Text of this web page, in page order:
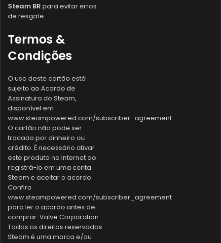
Steam BR para evitar erros
de resgate.
Termos &
Condições
O uso deste cartão está
sujeito ao Acordo de
Assinatura do Steam,
disponível em
www.steampowered.com/subscriber_agreement.
O cartão não pode ser
trocado por dinheiro ou
crédito. É necessário ativar
este produto na Internet ao
registrá-lo em uma conta
Steam e aceitar o acordo.
Confira
www.steampowered.com/subscriber_agreement
para ler o acordo antes de
comprar. Valve Corporation.
Todos os direitos reservados.
Steam é uma marca e/ou